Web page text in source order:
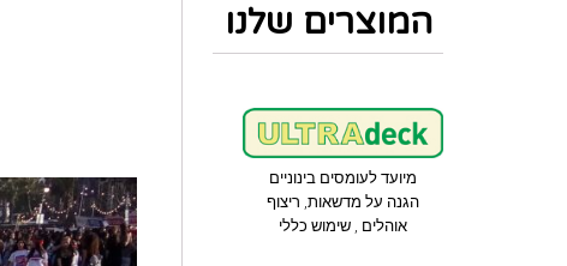
המוצרים שלנו
מיועד לעומסים בינוניים
הגנה על מדשאות, ריצוף
אוהלים , שימוש כללי